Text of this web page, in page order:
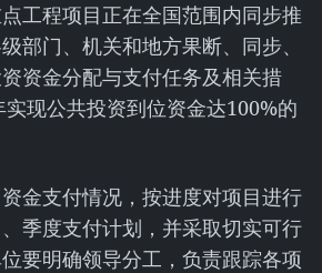
工程项目正在全国范围内同步推
部门、机关和地方果断、同步、
资金分配与支付任务及相关措
现公共投资到位资金达100%的
金支付情况，按进度对项目进行
季度支付计划，并采取切实可行
要明确领导分工，负责跟踪各项